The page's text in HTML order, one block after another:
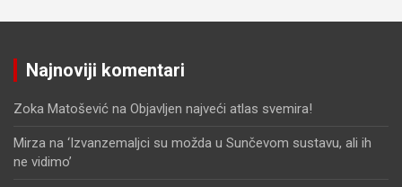
Najnoviji komentari
Zoka Matošević na Objavljen najveći atlas svemira!
Mirza na ‘Izvanzemaljci su možda u Sunčevom sustavu, ali ih
ne vidimo’